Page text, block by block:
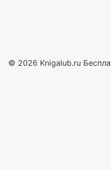
© 2026 Knigalub.ru